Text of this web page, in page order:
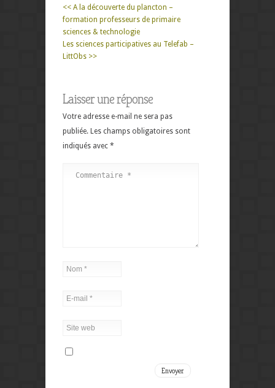
<< A la découverte du plancton –
formation professeurs de primaire
sciences & technologie
Les sciences participatives au Telefab –
LittObs >>
Laisser une réponse
Votre adresse e-mail ne sera pas
publiée. Les champs obligatoires sont
indiqués avec *